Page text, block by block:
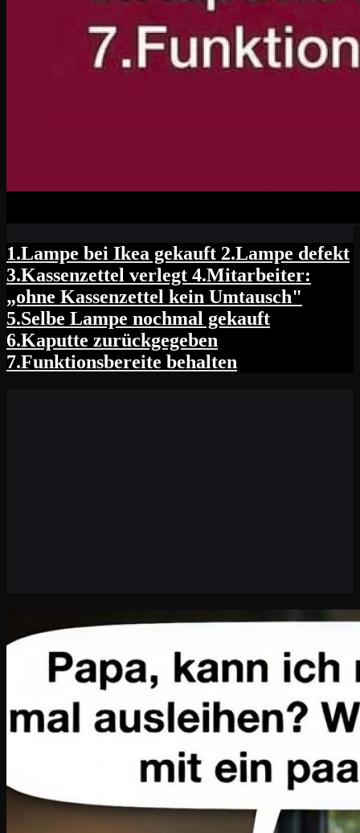
1.Lampe bei Ikea gekauft 2.Lampe defekt
3.Kassenzettel verlegt 4.Mitarbeiter:
„ohne Kassenzettel kein Umtausch"
5.Selbe Lampe nochmal gekauft
6.Kaputte zurückgegeben
7.Funktionsbereite behalten